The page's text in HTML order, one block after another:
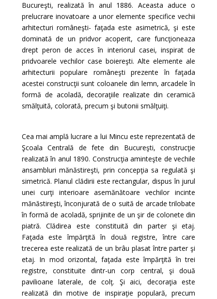
Bucureşti, realizată în anul 1886. Aceasta aduce o
prelucrare inovatoare a unor elemente specifice vechii
arhitecturi româneşti- faţada este asimetrică, şi este
dominată de un pridvor acoperit, care funcţioneaza
drept peron de acces în interiorul casei, inspirat de
pridvoarele vechilor case boiereşti. Alte elemente ale
arhitecturii populare româneşti prezente în faţada
acestei construcţii sunt coloanele din lemn, arcadele în
formă de acoladă, decoraţiile realizate din ceramică
smălţuită, colorată, precum şi butonii smălţuiţi.
Cea mai amplă lucrare a lui Mincu este reprezentată de
Şcoala Centrală de fete din Bucureşti, construcţie
realizată în anul 1890. Construcţia aminteşte de vechile
ansambluri mănăstireşti, prin concepţia sa regulată şi
simetrică. Planul clădirii este rectangular, dispus în jurul
unei curţi interioare asemănătoare vechilor incinte
mănăstireşti, înconjurată de o suită de arcade trilobate
în formă de acoladă, sprijinite de un şir de colonete din
piatră. Clădirea este constituită din parter şi etaj.
Faţada este împărţită în două registre, între care
trecerea este realizată de un brâu plasat între parter şi
etaj. In mod orizontal, faţada este împărţită în trei
registre, constituite dintr-un corp central, şi două
pavilioane laterale, de colţ. Şi aici, decoraţia este
realizată din motive de inspiraţie populară, precum